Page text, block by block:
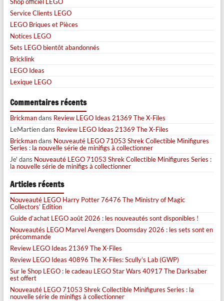
Service Clients LEGO
LEGO Briques et Pièces
Notices LEGO
Sets LEGO bientôt abandonnés
Bricklink
LEGO Ideas
Lexique LEGO
Commentaires récents
Brickmandans Review LEGO Ideas 21369 The X-Files
LeMartiendans Review LEGO Ideas 21369 The X-Files
Brickmandans Nouveauté LEGO 71053 Shrek Collectible Minifigures
Series : la nouvelle série de minifigs à collectionner
Je' dans Nouveauté LEGO 71053 Shrek Collectible Minifigures Series :
la nouvelle série de minifigs à collectionner
Articles récents
Nouveauté LEGO Harry Potter 76476 The Ministry of Magic
Collectors’ Edition
Guide d’achat LEGO août 2026 : les nouveautés sont disponibles !
Nouveautés LEGO Marvel Avengers Doomsday 2026 : les sets sont en
précommande
Review LEGO Ideas 21369 The X-Files
Review LEGO Ideas 40896 The X-Files: Scully’s Lab (GWP)
Sur le Shop LEGO : le cadeau LEGO Star Wars 40917 The Darksaber
est offert
Nouveauté LEGO 71053 Shrek Collectible Minifigures Series : la
nouvelle série de minifigs à collectionner